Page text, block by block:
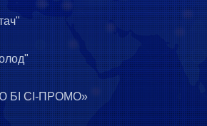
БІ СІ-ПРОМО»